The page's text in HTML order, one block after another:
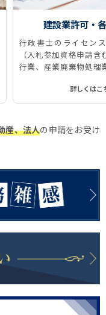
建設業許可・
行政書士のライセン
（入札参加資格申請
行業、産業廃棄物処理
詳しくはこ
産、法人の申請をお受け